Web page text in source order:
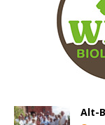
Alt-